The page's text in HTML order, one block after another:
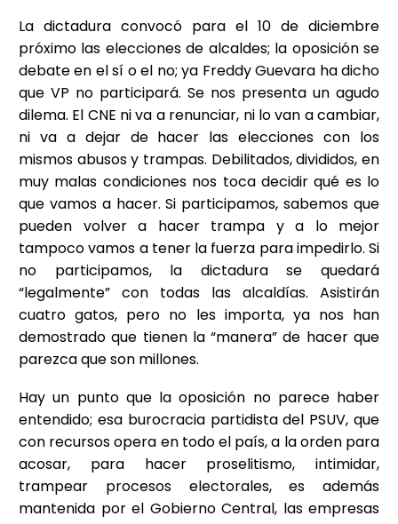
La dictadura convocó para el 10 de diciembre
próximo las elecciones de alcaldes; la oposición se
debate en el sí o el no; ya Freddy Guevara ha dicho
que VP no participará. Se nos presenta un agudo
dilema. El CNE ni va a renunciar, ni lo van a cambiar,
ni va a dejar de hacer las elecciones con los
mismos abusos y trampas. Debilitados, divididos, en
muy malas condiciones nos toca decidir qué es lo
que vamos a hacer. Si participamos, sabemos que
pueden volver a hacer trampa y a lo mejor
tampoco vamos a tener la fuerza para impedirlo. Si
no participamos, la dictadura se quedará
“legalmente” con todas las alcaldías. Asistirán
cuatro gatos, pero no les importa, ya nos han
demostrado que tienen la “manera” de hacer que
parezca que son millones.
Hay un punto que la oposición no parece haber
entendido; esa burocracia partidista del PSUV, que
con recursos opera en todo el país, a la orden para
acosar, para hacer proselitismo, intimidar,
trampear procesos electorales, es además
mantenida por el Gobierno Central, las empresas